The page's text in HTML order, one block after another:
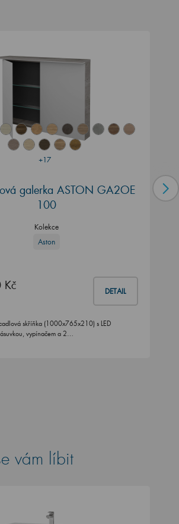
+17
galerka ASTON GA2OE
100
Kolekce
Aston
Kč DETAIL
skříňka (1000x765x210) s LED
vypínačem a 2…
vám líbit